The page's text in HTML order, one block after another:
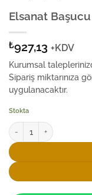
Elsanat
₺927,13 +KDV
Kurumsal
Sipariş miktarınıza
uygulanacaktır.
Stokta
Elsanat Başucu Sürahi